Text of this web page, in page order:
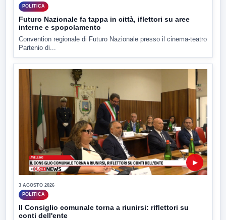
POLITICA
Futuro Nazionale fa tappa in città, iflettori su aree
interne e spopolamento
Convention regionale di Futuro Nazionale presso il cinema-teatro
Partenio di...
▶
3 AGOSTO 2026
POLITICA
Il Consiglio comunale torna a riunirsi: riflettori su
conti dell'ente